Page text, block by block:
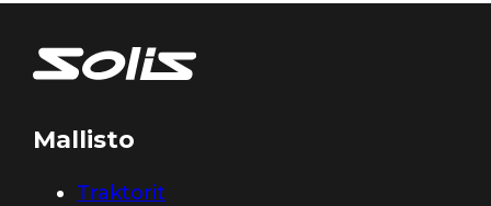
Mallisto
Traktorit